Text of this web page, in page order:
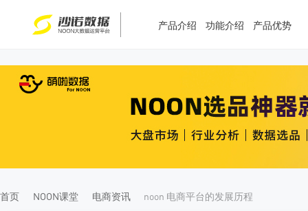
产品介绍 功能介绍 产品优势
首页 NOON课堂 电商资讯 noon 电商平台的发展历程